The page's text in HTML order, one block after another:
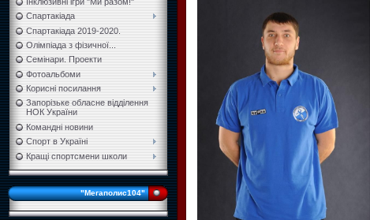
Спартакіада
Спартакіада 2019-2020.
Олімпіада з фізичної...
Семінари. Проекти
Фотоальбоми
Корисні посилання
Запорізьке обласне відділення
НОК України
Командні новини
Спорт в Україні
Кращі спортсмени школи
"Мегаполис104"